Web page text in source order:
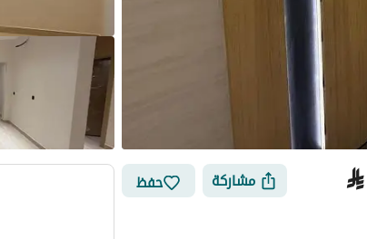
⃁ مشاركة حفظ